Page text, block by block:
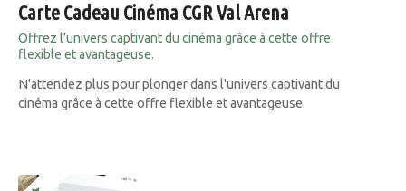
Carte Cadeau Cinéma CGR Val Arena
Offrez l’univers captivant du cinéma grâce à cette offre
flexible et avantageuse.
N'attendez plus pour plonger dans l'univers captivant du
cinéma grâce à cette offre flexible et avantageuse.